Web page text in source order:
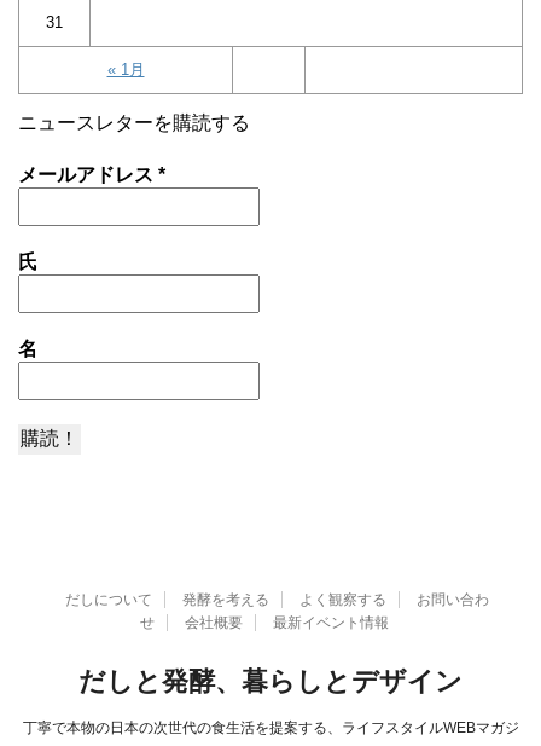
« 1月
31
ニュースレターを購読する
メールアドレス *
氏
名
だしについて 発酵を考える よく観察する
お問い合わ
せ
会社概要 最新イベント情報
だしと発酵、暮らしとデザイン
丁寧で本物の日本の次世代の食生活を提案する、ライフスタイルWEBマガジ